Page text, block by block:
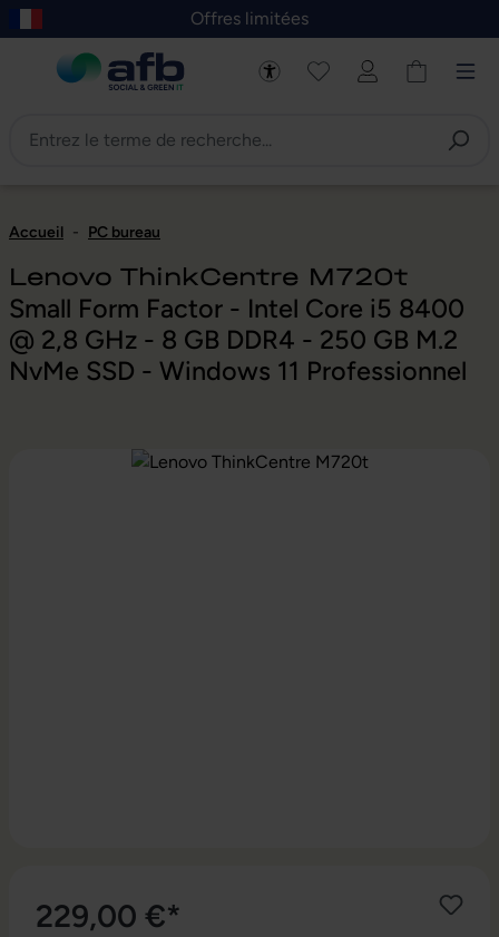
au contenu principal
Skip to B2B platform navigation
Offres limitées
Accueil - PC bureau
Lenovo ThinkCentre M720t
Small Form Factor - Intel Core i5 8400
@ 2,8 GHz - 8 GB DDR4 - 250 GB M.2
NvMe SSD - Windows 11 Professionnel
Ignorer la galerie d'images
229,00 €*